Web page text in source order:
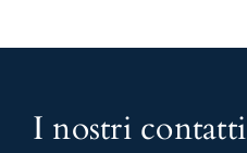
I nostri contatti